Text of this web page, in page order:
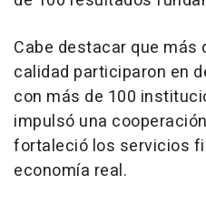
Cabe destacar que más
calidad participaron en
con más de 100
impulsó una
fortaleció los servicios
economía real.